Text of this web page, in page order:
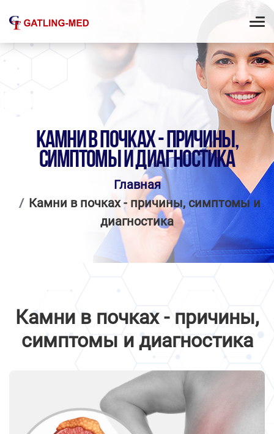
КАМНИ В ПОЧКАХ - ПРИЧИНЫ,
СИМПТОМЫ И ДИАГНОСТИКА
Главная
Камни в почках - причины, симптомы и
диагностика
Камни в почках - причины,
симптомы и диагностика